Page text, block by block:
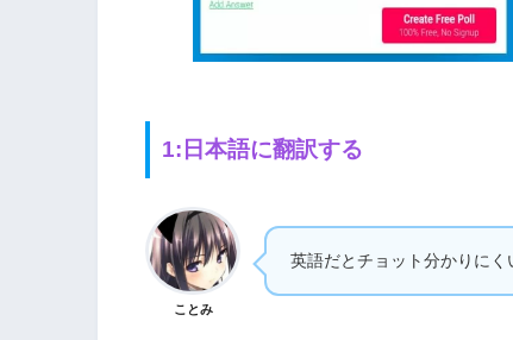
1:日本語に翻訳する
ことみ
英語だとチョット分かりに